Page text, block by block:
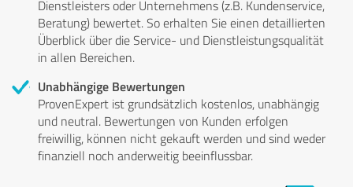
Dienstleisters oder Unternehmens (z.B. Kundenservice,
Beratung) bewertet. So erhalten Sie einen detaillierten
Überblick über die Service- und Dienstleistungsqualität
in allen Bereichen.
Unabhängige Bewertungen
ProvenExpert ist grundsätzlich kostenlos, unabhängig
und neutral. Bewertungen von Kunden erfolgen
freiwillig, können nicht gekauft werden und sind weder
finanziell noch anderweitig beeinflussbar.